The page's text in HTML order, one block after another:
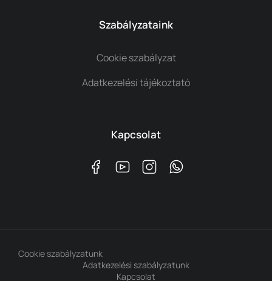
Szabályzataink
Cookie szabályzat
Adatkezelési tájékoztató
Kapcsolat
Cookie szabályzatunk
Adatkezelési szabályzatunk
Kapcsolat